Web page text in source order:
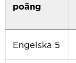
poäng
Engelska 5